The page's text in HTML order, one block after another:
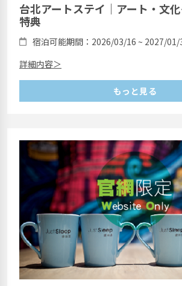
台北アートステイ｜アート・文
特典
宿泊可能期間：2026/03/16 ~ 2027/01/
詳細内容＞
もっと見る